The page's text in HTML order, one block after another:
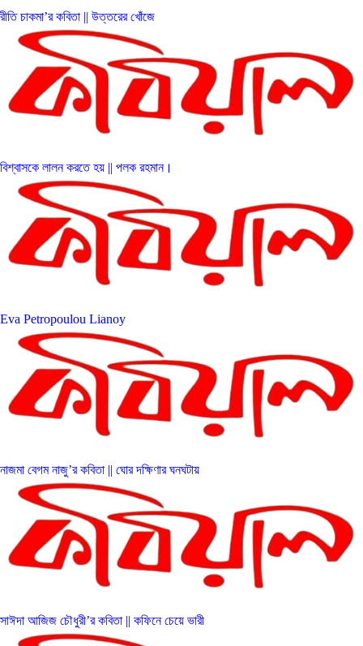
রীতি চাকমা’র কবিতা || উত্তরের খোঁজে
বিশ্বাসকে লালন করতে হয় || পলক রহমান।
Eva Petropoulou Lianoy
নাজমা বেগম নাজু’র কবিতা || ঘোর দক্ষিণার ঘনঘটায়
সাঈদা আজিজ চৌধুরী’র কবিতা || কফিনে চেয়ে ভারী